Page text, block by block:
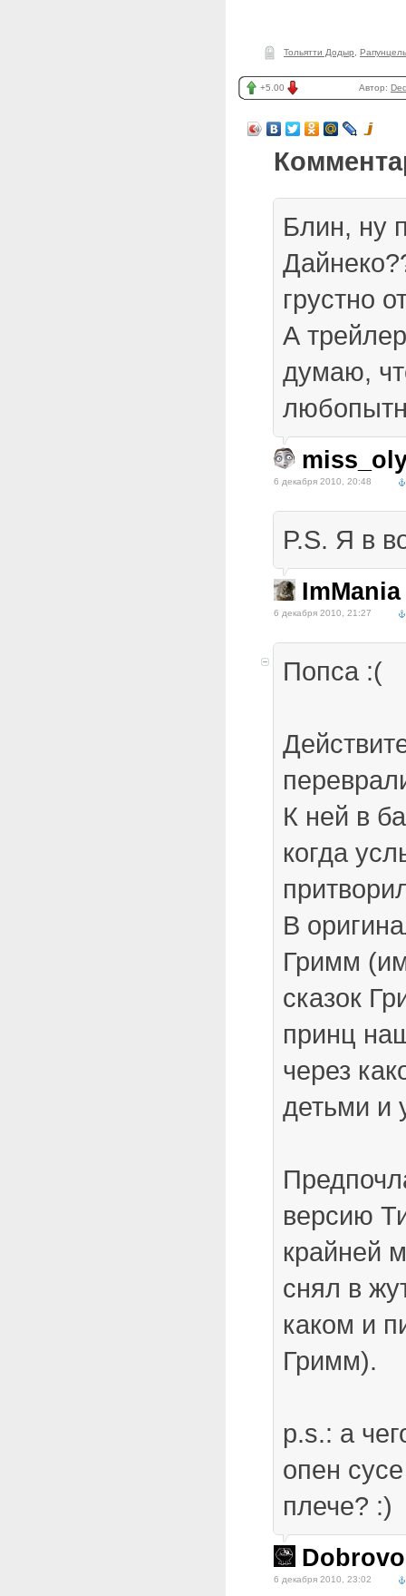
Тольятти Додыр Рапунцель
+5.00 Автор:
Блин, ну
грустно
А
думаю,
6 декабря 2010, 20:48
P.S. Я в
ImMania
6 декабря 2010, 21:27
Попса :(
К ней в
когда
В
Гримм
сказок
принц
через
детьми и
версию
крайней
снял в
каком и
Гримм).
p.s.: а
опен
плече? :)
6 декабря 2010, 23:02